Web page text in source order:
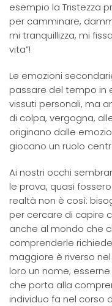
esempio la Tristezza
per camminare,
mi tranquillizza, mi
vita”!
Le emozioni
passare del tempo in
vissuti personali, ma
di colpa, vergogna,
originano dalle
giocano un ruolo
Ai nostri occhi
le prova, quasi
realtà non è così:
per cercare di capire
anche al mondo che
comprenderle
maggiore è riverso
loro un nome;
che porta alla
individuo fa nel corso